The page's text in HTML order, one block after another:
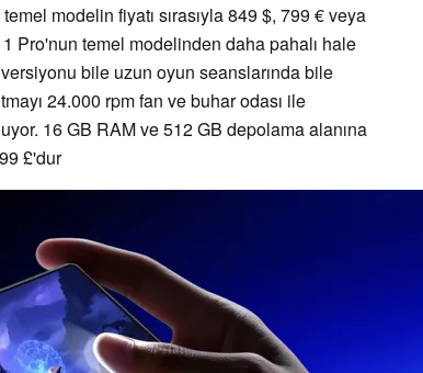
modelin fiyatı sırasıyla 849 $, 799 € veya
Pro'nun temel modelinden daha pahalı hale
bile uzun oyun seanslarında bile
24.000 rpm fan ve buhar odası ile
16 GB RAM ve 512 GB depolama alanına
£'dur